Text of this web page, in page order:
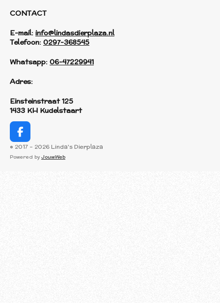
CONTACT
E-mail: info@lindasdierplaza.nl
Telefoon: 0297-368545
Whatsapp: 06-47229941
Adres:
Einsteinstraat 125
1433 KH Kudelstaart
F
a
c
© 2017 - 2026 Linda's Dierplaza
Powered by JouwWeb